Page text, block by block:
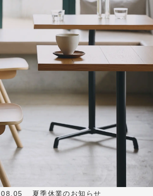
ニュース
夏季休業のお知らせ